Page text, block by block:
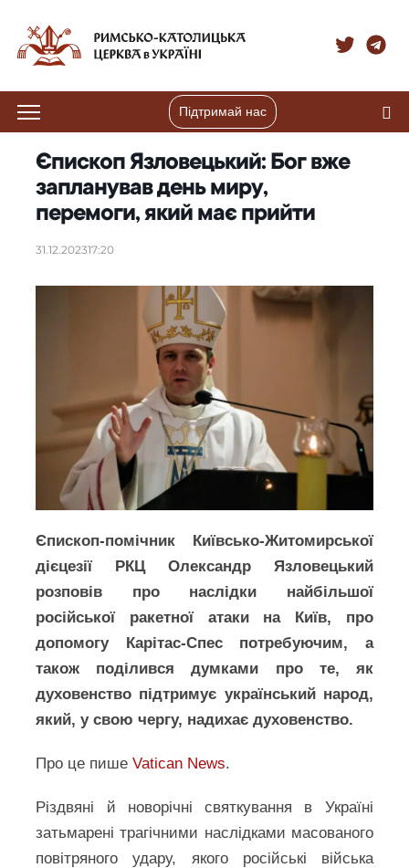
Підтримай нас
Єпископ Язловецький: Бог вже
запланував день миру,
перемоги, який має прийти
31.12.202317:20
Єпископ-помічник Київсько-Житомирської
дієцезії РКЦ Олександр Язловецький
розповів про наслідки найбільшої
російської ракетної атаки на Київ, про
допомогу Карітас-Спес потребуючим, а
також поділився думками про те, як
духовенство підтримує український народ,
який, у свою чергу, надихає духовенство.
Про це пишеVatican News.
Різдвяні й новорічні святкування в Україні
затьмарені трагічними наслідками масованого
повітряного удару, якого російські війська